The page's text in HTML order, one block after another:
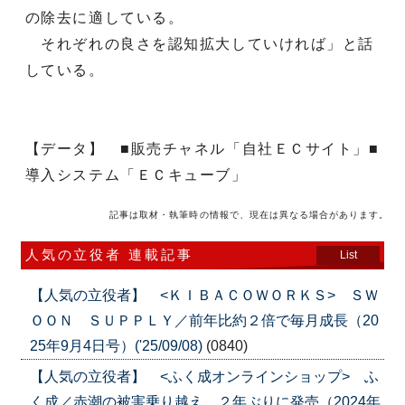
の除去に適している。
それぞれの良さを認知拡大していければ」と話
している。
【データ】 ■販売チャネル「自社ＥＣサイト」■
導入システム「ＥＣキューブ」
記事は取材・執筆時の情報で、現在は異なる場合があります。
人気の立役者 連載記事 List
【人気の立役者】 <ＫＩＢＡＣＯＷＯＲＫＳ> ＳＷ
ＯＯＮ ＳＵＰＰＬＹ／前年比約２倍で毎月成長（20
25年9月4日号）('25/09/08) (0840)
【人気の立役者】 <ふく成オンラインショップ> ふ
く成／赤潮の被害乗り越え、２年ぶりに発売（2024年